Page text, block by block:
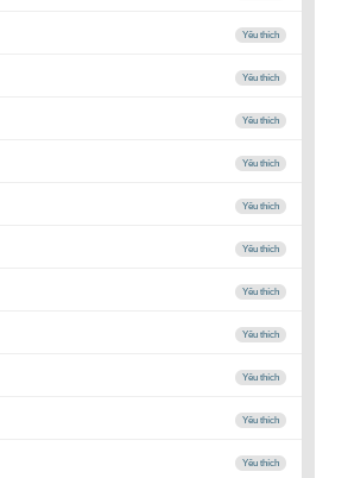
Yêu thích
Yêu thích
Yêu thích
Yêu thích
Yêu thích
Yêu thích
Yêu thích
Yêu thích
Yêu thích
Yêu thích
Yêu thích